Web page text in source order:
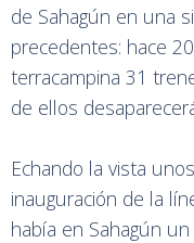
de Sahagún en una
precedentes: hace
terracampina 31
de ellos
Echando la vista
inauguración de la
había en Sahagún